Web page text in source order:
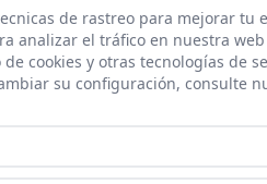
de rastreo para mejorar
analizar el tráfico en nuestra
cookies y otras tecnologías de
su configuración, consulte